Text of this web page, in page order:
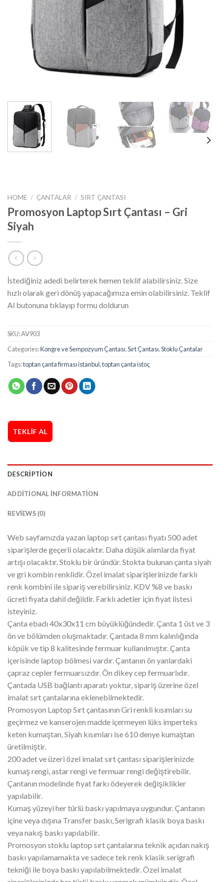
HOME / ÇANTALAR / SIRT ÇANTASI
Promosyon Laptop Sırt Çantası – Gri
Siyah
İstediğiniz adedi belirterek hemen teklif alabilirsiniz. Size
hızlı olarak geri dönüş yapacağımıza emin olabilirsiniz. Teklif
Al butonuna tıklayıp formu doldurun
SKU:AV903
Categories:Kongre ve Sempozyum Çantası,Sırt Çantası,Stoklu Çantalar
Tags:toptan çanta firması istanbul,toptan çanta istoç
TEKLIF AL
DESCRIPTION
ADDITIONAL INFORMATION
REVIEWS (0)
Web sayfamızda yazan laptop sırt çantası fiyatı 500 adet
siparişlerde geçerli olacaktır. Daha düşük alımlarda fiyat
artışı olacaktır. Stoklu bir üründür. Stokta bulunan çanta siyah
ve gri kombin renklidir. Özel imalat siparişlerinizde farklı
renk kombini ile sipariş verebilirsiniz. KDV %8 ve baskı
ücreti fiyata dahil değildir. Farklı adetler için fiyat listesi
isteyiniz.
Çanta ebadı 40x30x11 cm büyüklüğündedir. Çanta 1 üst ve 3
ön ve bölümden oluşmaktadır. Çantada 8 mm kalınlığında
köpük ve tip 8 kalitesinde fermuar kullanılmıştır. Çanta
içerisinde laptop bölmesi vardır. Çantanın ön yanlardaki
çapraz cepler fermuarsızdır. Ön dikey cep fermuarlıdır.
Çantada USB bağlantı aparatı yoktur, sipariş üzerine özel
imalat sırt çantalarına eklenebilmektedir.
Promosyon Laptop Sırt çantasının Gri renkli kısımları su
geçirmez ve kanserojen madde içermeyen lüks imperteks
keten kumaştan, Siyah kısımları ise 610 denye kumaştan
üretilmiştir.
200 adet ve üzeri özel imalat sırt çantası siparişlerinizde
kumaş rengi, astar rengi ve fermuar rengi değiştirebilir.
Çantanın modelinde fiyat farkı ödeyerek değişiklikler
yapılabilir.
Kumaş yüzeyi her türlü baskı yapılmaya uygundur. Çantanın
içine veya dışına Transfer baskı, Serigrafi klasik boya baskı
veya nakış baskı yapılabilir.
Promosyon stoklu laptop sırt çantalarına teknik açıdan nakış
baskı yapılamamakta ve sadece tek renk klasik serigrafi
tekniği ile boya baskı yapılabilmektedir. Özel imalat